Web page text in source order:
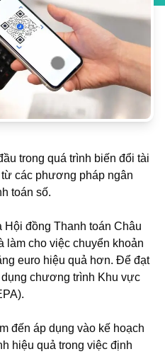
trong quá trình biến đổi tài
các phương pháp ngân
toán số.
đồng Thanh toán Châu
làm cho việc chuyển khoản
euro hiệu quả hơn. Để đạt
chương trình Khu vực
đến áp dụng vào kế hoạch
hiệu quả trong việc định